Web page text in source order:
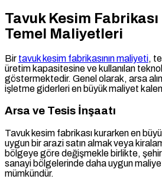
Tavuk Kesim Fabrikası
Temel Maliyetleri
Bir tavuk kesim fabrikasının maliyeti,
üretim kapasitesine ve kullanılan
göstermektedir. Genel olarak, arsa
işletme giderleri en büyük maliyet
Arsa ve Tesis İnşaatı
Tavuk kesim fabrikası kurarken en
uygun bir arazi satın almak veya
bölgeye göre değişmekle birlikte,
sanayi bölgelerinde daha uygun
mümkündür.